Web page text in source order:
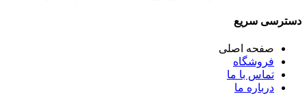
دسترسی سریع
صفحه اصلی
فروشگاه
تماس با ما
درباره ما